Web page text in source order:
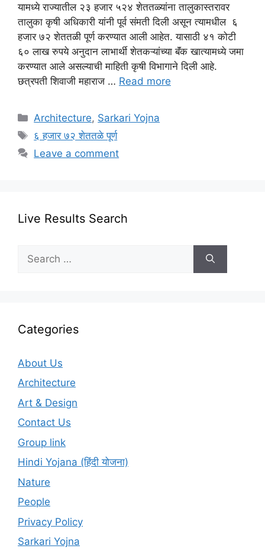
यामध्ये राज्यातील २३ हजार ५२४ शेततळ्यांना तालुकास्तरावर
तालुका कृषी अधिकारी यांनी पूर्व संमती दिली असून त्यामधील ६
हजार ७२ शेततळी पूर्ण करण्यात आली आहेत. यासाठी ४१ कोटी
६० लाख रुपये अनुदान लाभार्थी शेतकऱ्यांच्या बॅंक खात्यामध्ये जमा
करण्यात आले असल्याची माहिती कृषी विभागाने दिली आहे.
छत्रपती शिवाजी महाराज … Read more
Categories
Architecture, Sarkari Yojna
Tags
६ हजार ७२ शेततळे पूर्ण
Leave a comment
Live Results Search
for:
Categories
About Us
Architecture
Art & Design
Contact Us
Group link
Hindi Yojana (हिंदी योजना)
Nature
People
Privacy Policy
Sarkari Yojna